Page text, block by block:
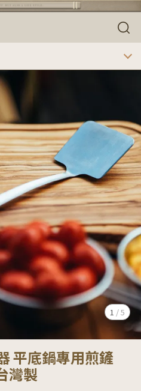
1 /5
平底鍋專用煎鏟
灣製